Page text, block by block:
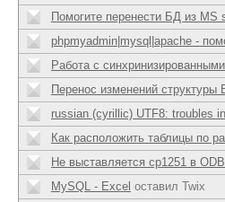
Помогите перенести БД из
phpmyadmin|mysql|apache -
Работа с
Перенос изменений структуры
russian (cyrillic) UTF8: troubles
Как расположить таблицы по
Не выставляется cp1251 в
MySQL - Excel оставил Twix